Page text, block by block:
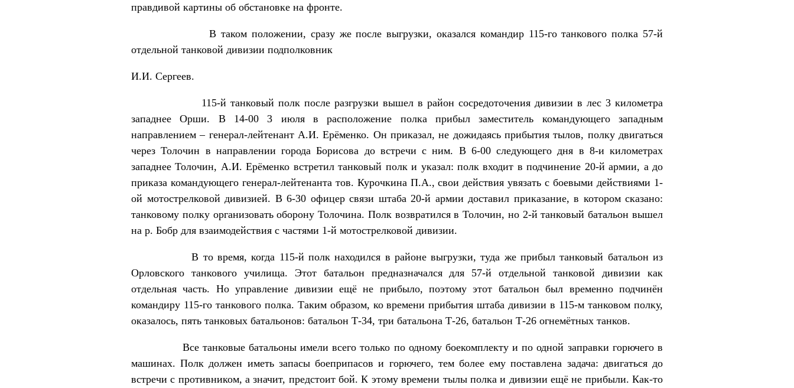
правдивой картины об обстановке на фронте.
В таком положении, сразу же после выгрузки, оказался командир 115-го танкового полка 57-й
отдельной танковой дивизии подполковник
И.И. Сергеев.
115-й танковый полк после разгрузки вышел в район сосредоточения дивизии в лес 3 километра
западнее Орши. В 14-00 3 июля в расположение полка прибыл заместитель командующего западным
направлением – генерал-лейтенант А.И. Ерёменко. Он приказал, не дожидаясь прибытия тылов, полку двигаться
через Толочин в направлении города Борисова до встречи с ним. В 6-00 следующего дня в 8-и километрах
западнее Толочин, А.И. Ерёменко встретил танковый полк и указал: полк входит в подчинение 20-й армии, а до
приказа командующего генерал-лейтенанта тов. Курочкина П.А., свои действия увязать с боевыми действиями 1-
ой мотострелковой дивизией. В 6-30 офицер связи штаба 20-й армии доставил приказание, в котором сказано:
танковому полку организовать оборону Толочина. Полк возвратился в Толочин, но 2-й танковый батальон вышел
на р. Бобр для взаимодействия с частями 1-й мотострелковой дивизии.
В то время, когда 115-й полк находился в районе выгрузки, туда же прибыл танковый батальон из
Орловского танкового училища. Этот батальон предназначался для 57-й отдельной танковой дивизии как
отдельная часть. Но управление дивизии ещё не прибыло, поэтому этот батальон был временно подчинён
командиру 115-го танкового полка. Таким образом, ко времени прибытия штаба дивизии в 115-м танковом полку,
оказалось, пять танковых батальонов: батальон Т-34, три батальона Т-26, батальон Т-26 огнемётных танков.
Все танковые батальоны имели всего только по одному боекомплекту и по одной заправки горючего в
машинах. Полк должен иметь запасы боеприпасов и горючего, тем более ему поставлена задача: двигаться до
встречи с противником, а значит, предстоит бой. К этому времени тылы полка и дивизии ещё не прибыли. Как-то